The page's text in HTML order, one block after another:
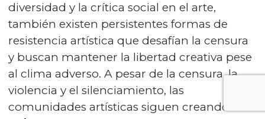
diversidad y la crítica social en el arte,
también existen persistentes formas de
resistencia artística que desafían la censura
y buscan mantener la libertad creativa pese
al clima adverso. A pesar de la censura, la
violencia y el silenciamiento, las
comunidades artísticas siguen creando. En